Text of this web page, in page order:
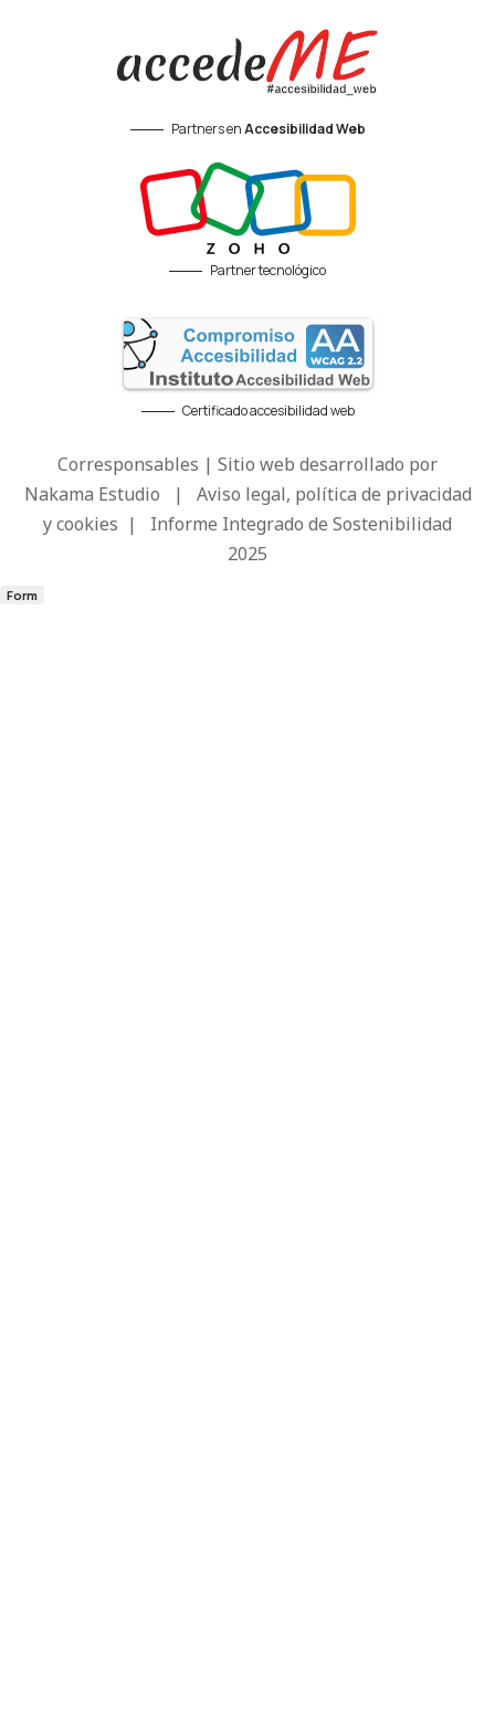
Partners enAccesibilidad Web
Partner tecnológico
Certificado accesibilidad web
Corresponsables | Sitio web desarrollado por
Nakama Estudio | Aviso legal, política de privacidad
y cookies | Informe Integrado de Sostenibilidad
2025
Form